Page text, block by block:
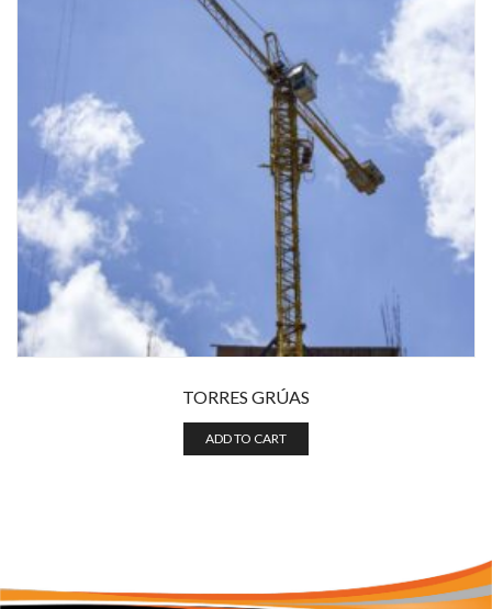
TORRES GRÚAS
ADD TO CART